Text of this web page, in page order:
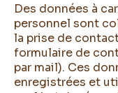
Des données à
personnel sont
la prise de
formulaire de
par mail). Ces
enregistrées et